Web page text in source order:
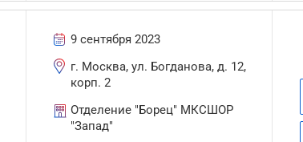
9 сентября 2023
г. Москва, ул. Богданова, д. 12,
корп. 2
Отделение "Борец" МКСШОР
"Запад"